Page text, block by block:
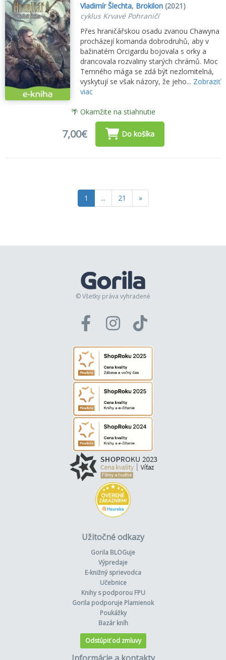
Vladimír Šlechta, Brokilon (2021)
cyklus Krvavé Pohraničí
Přes hraničářskou osadu zvanou Chawyna
procházejí komanda dobrodruhů, aby v
bažinatém Orcigardu bojovala s orky a
drancovala rozvaliny starých chrámů. Moc
Temného mága se zdá být nezlomitelná,
vyskytují se však názory, že jeho... Zobraziť
viac
🌴 Okamžite na stiahnutie
7,00€ Do košíka
1 ... 21 »
© Všetky práva vyhradené
Užitočné odkazy
Gorila BLOGuje
Výpredaje
E-knižný sprievodca
Učebnice
Knihy s podporou FPU
Gorila podporuje Plamienok
Poukážky
Bazár kníh
Odstúpiť od zmluvy